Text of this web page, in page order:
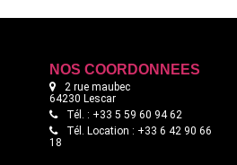
NOS COORDONNÉES
2 rue maubec
64230 Lescar
Tél. : +33 5 59 60 94 62
Tél. Location : +33 6 42 90 66
18